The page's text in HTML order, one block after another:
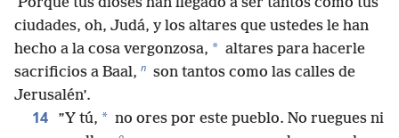
ciudades, oh, Judá, y los altares que ustedes le han
hecho a la cosa vergonzosa, * altares para hacerle
sacrificios a Baal, n son tantos como las calles de
Jerusalén’.
14 ”Y tú, * no ores por este pueblo. No ruegues ni